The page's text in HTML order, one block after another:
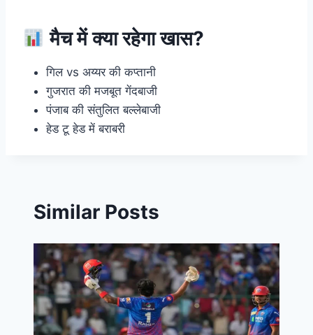
मैच में क्या रहेगा खास?
गिल vs अय्यर की कप्तानी
गुजरात की मजबूत गेंदबाजी
पंजाब की संतुलित बल्लेबाजी
हेड टू हेड में बराबरी
Similar Posts